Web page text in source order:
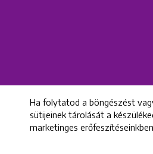
Ha folytatod a böngészést
sütijeinek tárolását a
marketinges